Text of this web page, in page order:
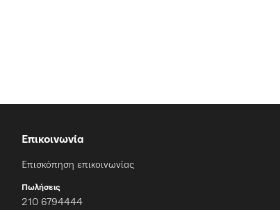
Επικοινωνία
Επισκόπηση επικοινωνίας
Πωλήσεις
210 6794444